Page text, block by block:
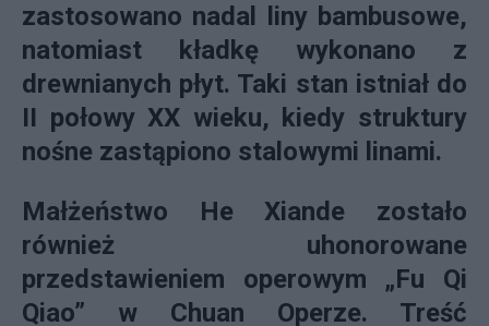
zastosowano nadal
liny bambusowe,
natomiast kładkę wykonano z
drewnianych płyt. Taki stan istniał do
II połowy XX wieku, kiedy struktury
nośne zastąpiono stalowymi linami.
Małżeństwo He Xiande zostało
również uhonorowane
przedstawieniem operowym „Fu Qi
Qiao” w Chuan Operze. Treść